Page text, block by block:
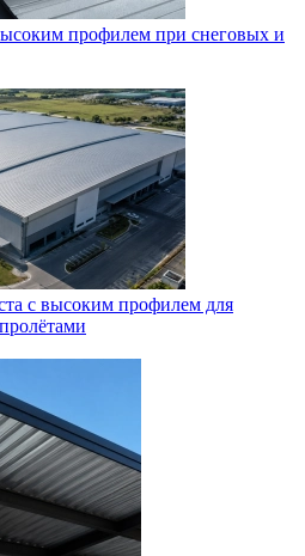
профилем при снеговых и
с высоким профилем для